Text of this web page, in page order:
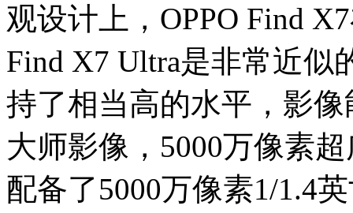
观设计上，OPPO Find
Find X7 Ultra是非常近似
持了相当高的水平，影
大师影像，5000万像素
配备了5000万像素1/1.4